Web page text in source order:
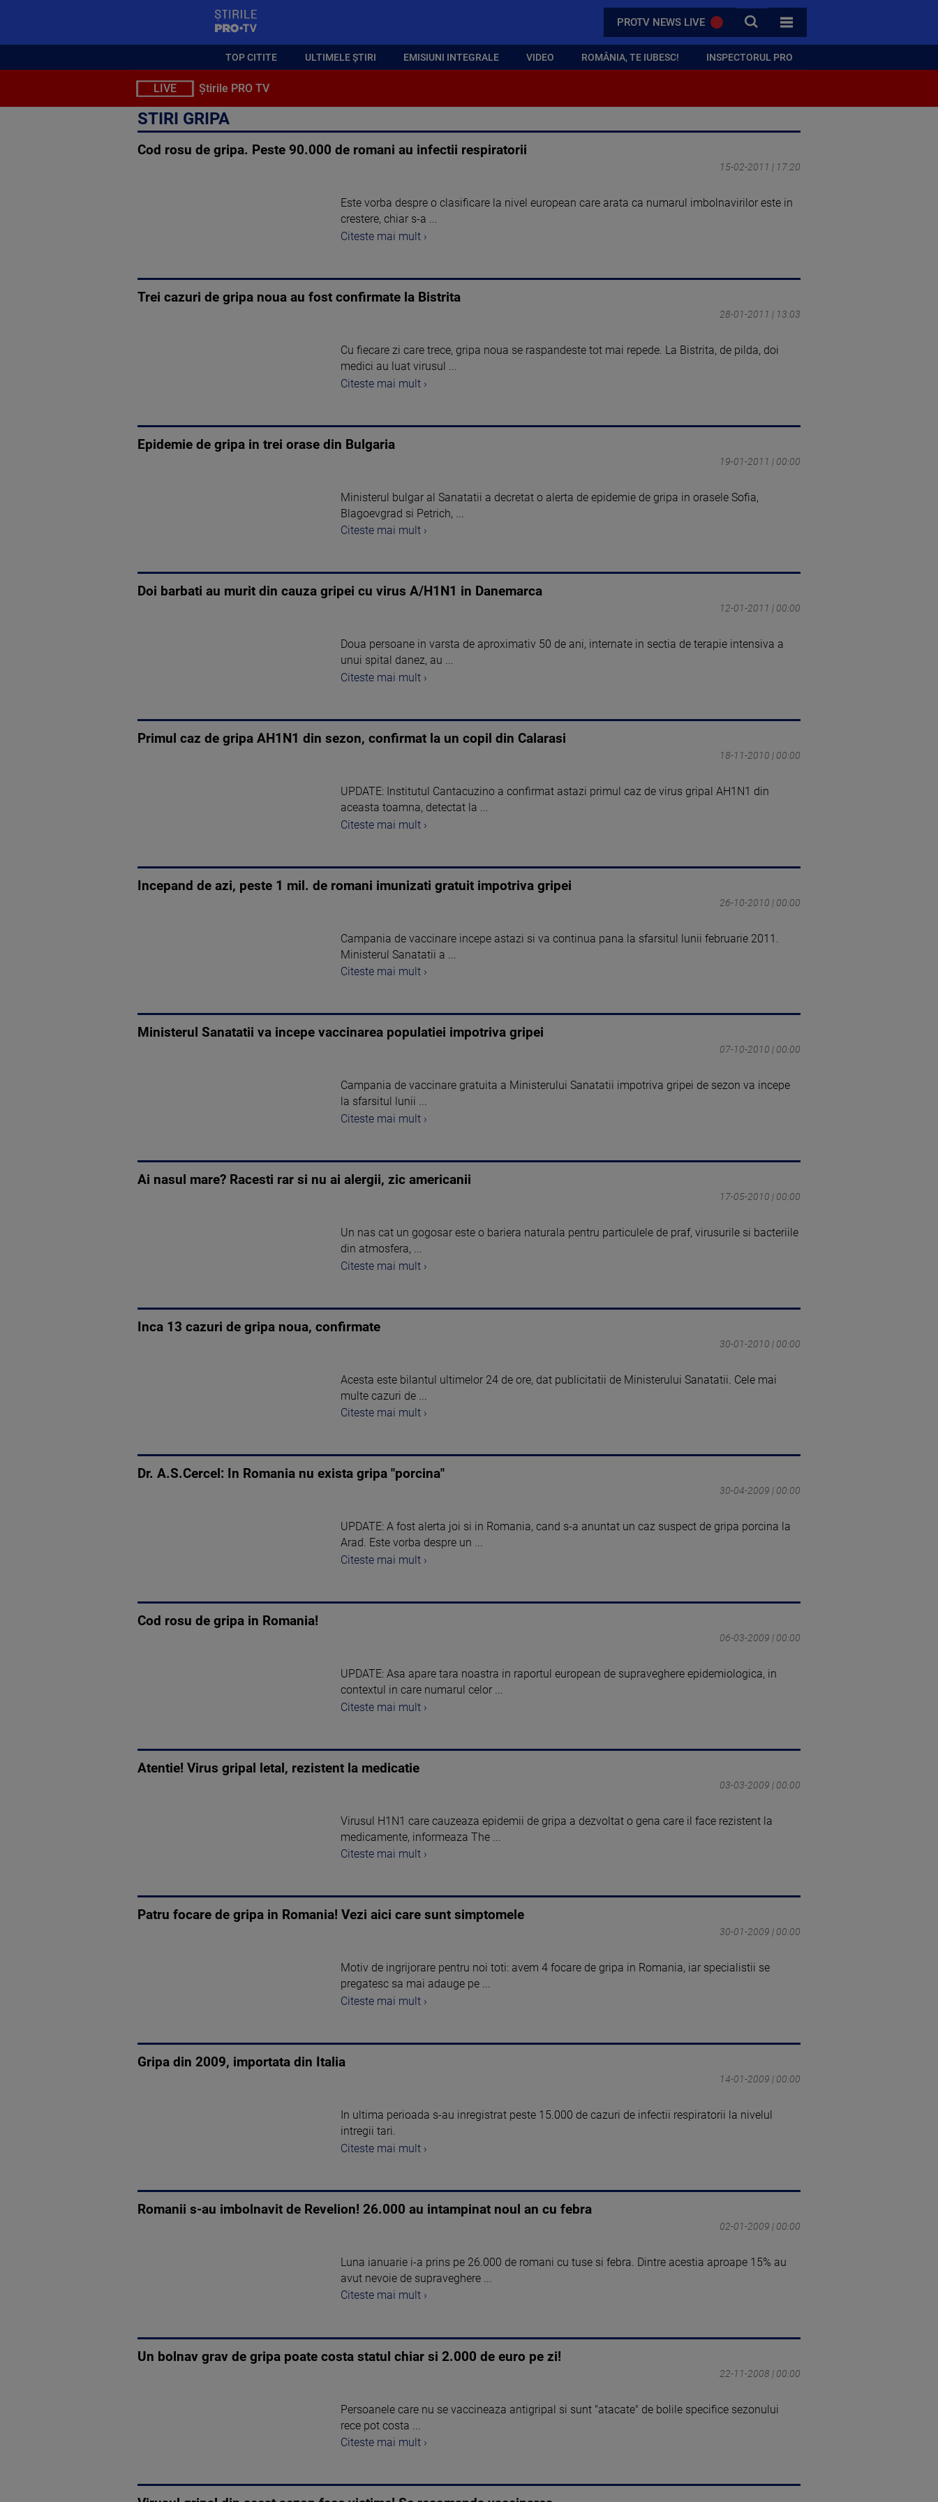
PROTV NEWS LIVE CAUTA
TOATE CATEGORIILE
TOP CITITE ULTIMELE ȘTIRI EMISIUNI INTEGRALE VIDEO ROMÂNIA, TE IUBESC! INSPECTORUL PRO
LIVE Știrile PRO TV
STIRI GRIPA
Cod rosu de gripa. Peste 90.000 de romani au infectii respiratorii
15-02-2011 | 17:20
Este vorba despre o clasificare la nivel european care arata ca numarul imbolnavirilor este in
crestere, chiar s-a ...
Citeste mai mult ›
Trei cazuri de gripa noua au fost confirmate la Bistrita
28-01-2011 | 13:03
Cu fiecare zi care trece, gripa noua se raspandeste tot mai repede. La Bistrita, de pilda, doi
medici au luat virusul ...
Citeste mai mult ›
Epidemie de gripa in trei orase din Bulgaria
19-01-2011 | 00:00
Ministerul bulgar al Sanatatii a decretat o alerta de epidemie de gripa in orasele Sofia,
Blagoevgrad si Petrich, ...
Citeste mai mult ›
Doi barbati au murit din cauza gripei cu virus A/H1N1 in Danemarca
12-01-2011 | 00:00
Doua persoane in varsta de aproximativ 50 de ani, internate in sectia de terapie intensiva a
unui spital danez, au ...
Citeste mai mult ›
Primul caz de gripa AH1N1 din sezon, confirmat la un copil din Calarasi
18-11-2010 | 00:00
UPDATE: Institutul Cantacuzino a confirmat astazi primul caz de virus gripal AH1N1 din
aceasta toamna, detectat la ...
Citeste mai mult ›
Incepand de azi, peste 1 mil. de romani imunizati gratuit impotriva gripei
26-10-2010 | 00:00
Campania de vaccinare incepe astazi si va continua pana la sfarsitul lunii februarie 2011.
Ministerul Sanatatii a ...
Citeste mai mult ›
Ministerul Sanatatii va incepe vaccinarea populatiei impotriva gripei
07-10-2010 | 00:00
Campania de vaccinare gratuita a Ministerului Sanatatii impotriva gripei de sezon va incepe
la sfarsitul lunii ...
Citeste mai mult ›
Ai nasul mare? Racesti rar si nu ai alergii, zic americanii
17-05-2010 | 00:00
Un nas cat un gogosar este o bariera naturala pentru particulele de praf, virusurile si bacteriile
din atmosfera, ...
Citeste mai mult ›
Inca 13 cazuri de gripa noua, confirmate
30-01-2010 | 00:00
Acesta este bilantul ultimelor 24 de ore, dat publicitatii de Ministerului Sanatatii. Cele mai
multe cazuri de ...
Citeste mai mult ›
Dr. A.S.Cercel: In Romania nu exista gripa "porcina"
30-04-2009 | 00:00
UPDATE: A fost alerta joi si in Romania, cand s-a anuntat un caz suspect de gripa porcina la
Arad. Este vorba despre un ...
Citeste mai mult ›
Cod rosu de gripa in Romania!
06-03-2009 | 00:00
UPDATE: Asa apare tara noastra in raportul european de supraveghere epidemiologica, in
contextul in care numarul celor ...
Citeste mai mult ›
Atentie! Virus gripal letal, rezistent la medicatie
03-03-2009 | 00:00
Virusul H1N1 care cauzeaza epidemii de gripa a dezvoltat o gena care il face rezistent la
medicamente, informeaza The ...
Citeste mai mult ›
Patru focare de gripa in Romania! Vezi aici care sunt simptomele
30-01-2009 | 00:00
Motiv de ingrijorare pentru noi toti: avem 4 focare de gripa in Romania, iar specialistii se
pregatesc sa mai adauge pe ...
Citeste mai mult ›
Gripa din 2009, importata din Italia
14-01-2009 | 00:00
In ultima perioada s-au inregistrat peste 15.000 de cazuri de infectii respiratorii la nivelul
intregii tari.
Citeste mai mult ›
Romanii s-au imbolnavit de Revelion! 26.000 au intampinat noul an cu febra
02-01-2009 | 00:00
Luna ianuarie i-a prins pe 26.000 de romani cu tuse si febra. Dintre acestia aproape 15% au
avut nevoie de supraveghere ...
Citeste mai mult ›
Un bolnav grav de gripa poate costa statul chiar si 2.000 de euro pe zi!
22-11-2008 | 00:00
Persoanele care nu se vaccineaza antigripal si sunt "atacate" de bolile specifice sezonului
rece pot costa ...
Citeste mai mult ›